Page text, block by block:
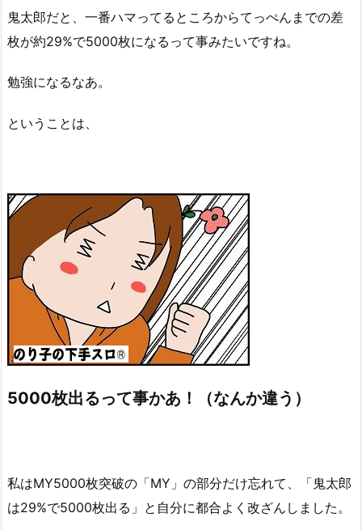
鬼太郎だと、一番ハマってるところからてっぺんまでの差
枚が約29%で5000枚になるって事みたいですね。
勉強になるなあ。
ということは、
5000枚出るって事かあ！（なんか違う）
私はMY5000枚突破の「MY」の部分だけ忘れて、「鬼太郎
は29%で5000枚出る」と自分に都合よく改ざんしました。